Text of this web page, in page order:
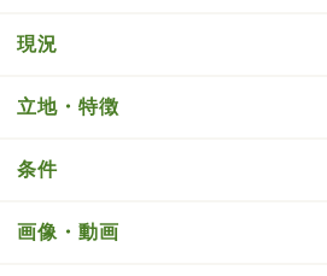
現況
立地・特徴
条件
画像・動画